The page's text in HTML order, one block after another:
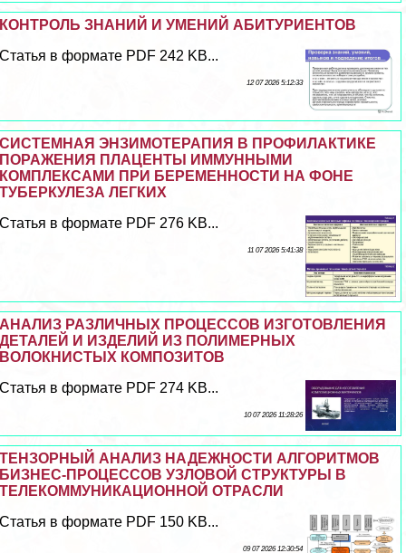
КОНТРОЛЬ ЗНАНИЙ И УМЕНИЙ АБИТУРИЕНТОВ
Статья в формате PDF 242 KB...
12 07 2026 5:12:33
СИСТЕМНАЯ ЭНЗИМОТЕРАПИЯ В ПРОФИЛАКТИКЕ
ПОРАЖЕНИЯ ПЛАЦЕНТЫ ИММУННЫМИ
КОМПЛЕКСАМИ ПРИ БЕРЕМЕННОСТИ НА ФОНЕ
ТУБЕРКУЛЕЗА ЛЕГКИХ
Статья в формате PDF 276 KB...
11 07 2026 5:41:38
АНАЛИЗ РАЗЛИЧНЫХ ПРОЦЕССОВ ИЗГОТОВЛЕНИЯ
ДЕТАЛЕЙ И ИЗДЕЛИЙ ИЗ ПОЛИМЕРНЫХ
ВОЛОКНИСТЫХ КОМПОЗИТОВ
Статья в формате PDF 274 KB...
10 07 2026 11:28:26
ТЕНЗОРНЫЙ АНАЛИЗ НАДЕЖНОСТИ АЛГОРИТМОВ
БИЗНЕС-ПРОЦЕССОВ УЗЛОВОЙ СТРУКТУРЫ В
ТЕЛЕКОММУНИКАЦИОННОЙ ОТРАСЛИ
Статья в формате PDF 150 KB...
09 07 2026 12:30:54